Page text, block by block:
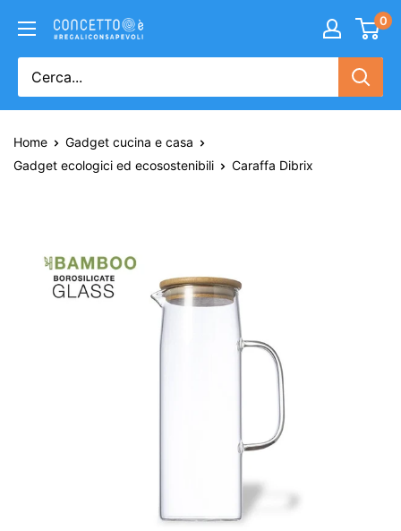
0
Home
Gadget cucina e casa
Gadget ecologici ed ecosostenibili
Caraffa Dibrix